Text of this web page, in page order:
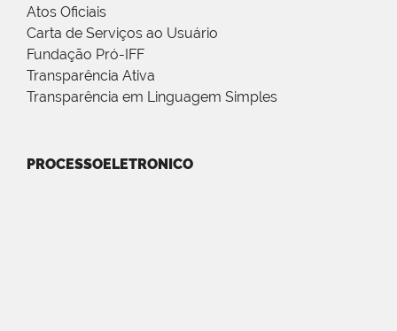
Atos Oficiais
Carta de Serviços ao Usuário
Fundação Pró-IFF
Transparência Ativa
Transparência em Linguagem Simples
PROCESSOELETRONICO